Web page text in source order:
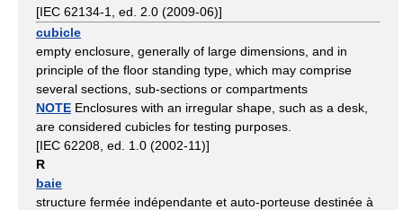
[IEC 62134-1, ed. 2.0 (2009-06)]
cubicle
empty enclosure, generally of large dimensions, and in
principle of the floor standing type, which may comprise
several sections, sub-sections or compartments
NOTE Enclosures with an irregular shape, such as a desk,
are considered cubicles for testing purposes.
[IEC 62208, ed. 1.0 (2002-11)]
R
baie
structure fermée indépendante et auto-porteuse destinée à